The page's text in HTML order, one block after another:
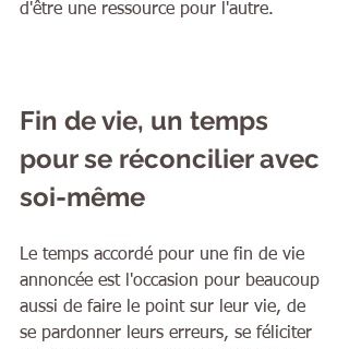
d'être une ressource pour l'autre.
Fin de vie, un temps
pour se réconcilier avec
soi-même
Le temps accordé pour une fin de vie
annoncée est l'occasion pour beaucoup
aussi de faire le point sur leur vie, de
se pardonner leurs erreurs, se féliciter